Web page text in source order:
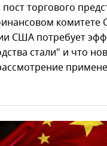
торгового
комитете
США потребует
стали" и что